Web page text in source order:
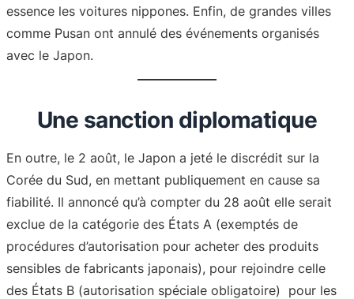
essence les voitures nippones. Enfin, de grandes villes
comme Pusan ont annulé des événements organisés
avec le Japon.
Une sanction diplomatique
En outre, le 2 août, le Japon a jeté le discrédit sur la
Corée du Sud, en mettant publiquement en cause sa
fiabilité. Il annoncé qu’à compter du 28 août elle serait
exclue de la catégorie des États A (exemptés de
procédures d’autorisation pour acheter des produits
sensibles de fabricants japonais), pour rejoindre celle
des États B (autorisation spéciale obligatoire) pour les